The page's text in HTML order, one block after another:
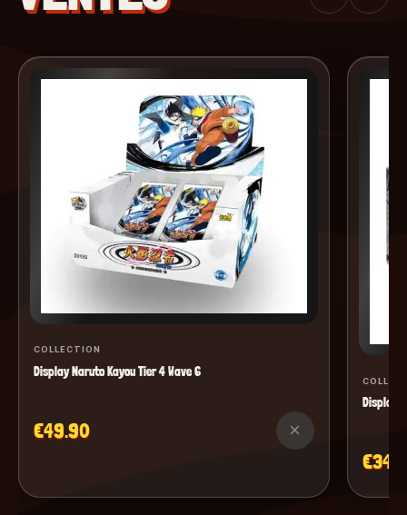
COLLECTION
Display Naruto Kayou Tier 4 Wave 6
€49.90 ×
Display